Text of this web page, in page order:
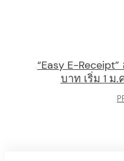
“Easy E-
บาท เริ่ม 1 ม.